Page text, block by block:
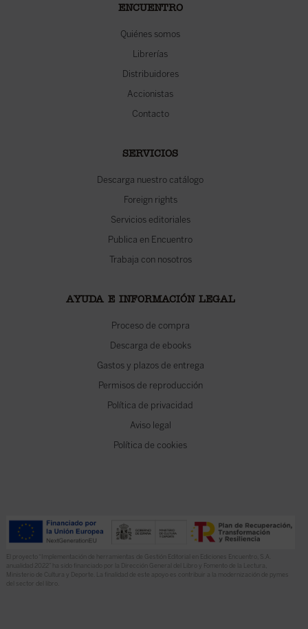
ENCUENTRO
Quiénes somos
Librerías
Distribuidores
Accionistas
Contacto
SERVICIOS
Descarga nuestro catálogo
Foreign rights
Servicios editoriales
Publica en Encuentro
Trabaja con nosotros
AYUDA E INFORMACIÓN LEGAL
Proceso de compra
Descarga de ebooks
Gastos y plazos de entrega
Permisos de reproducción
Política de privacidad
Aviso legal
Política de cookies
El proyecto “Implementación de herramientas de Gestión Editorial en Ediciones Encuentro, S.A.
anualidad 2022” ha sido financiado por la Dirección General del Libro y Fomento de la Lectura,
Ministerio de Cultura y Deporte. La finalidad de este apoyo es contribuir a la modernización de pymes
del sector del libro.